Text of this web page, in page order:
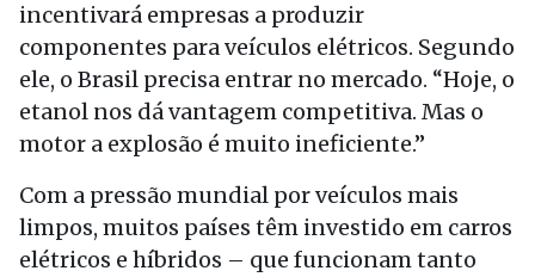
incentivará empresas a produzir
componentes para veículos elétricos. Segundo
ele, o Brasil precisa entrar no mercado. “Hoje, o
etanol nos dá vantagem competitiva. Mas o
motor a explosão é muito ineficiente.”
Com a pressão mundial por veículos mais
limpos, muitos países têm investido em carros
elétricos e híbridos – que funcionam tanto